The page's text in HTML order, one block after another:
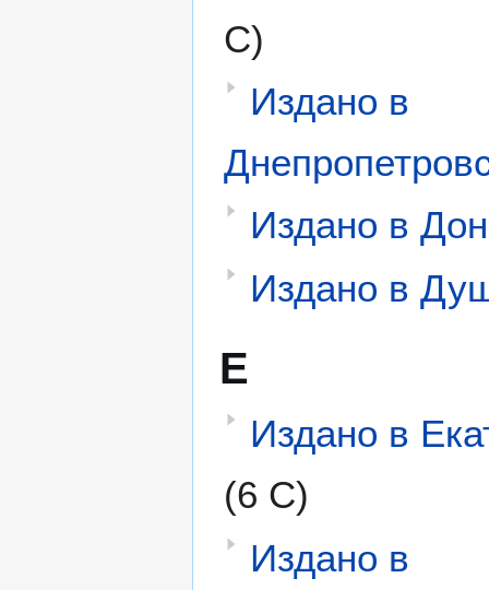
С)
Издано в
Издано в
Издано в
Е
Издано в
(6 С)
Издано в